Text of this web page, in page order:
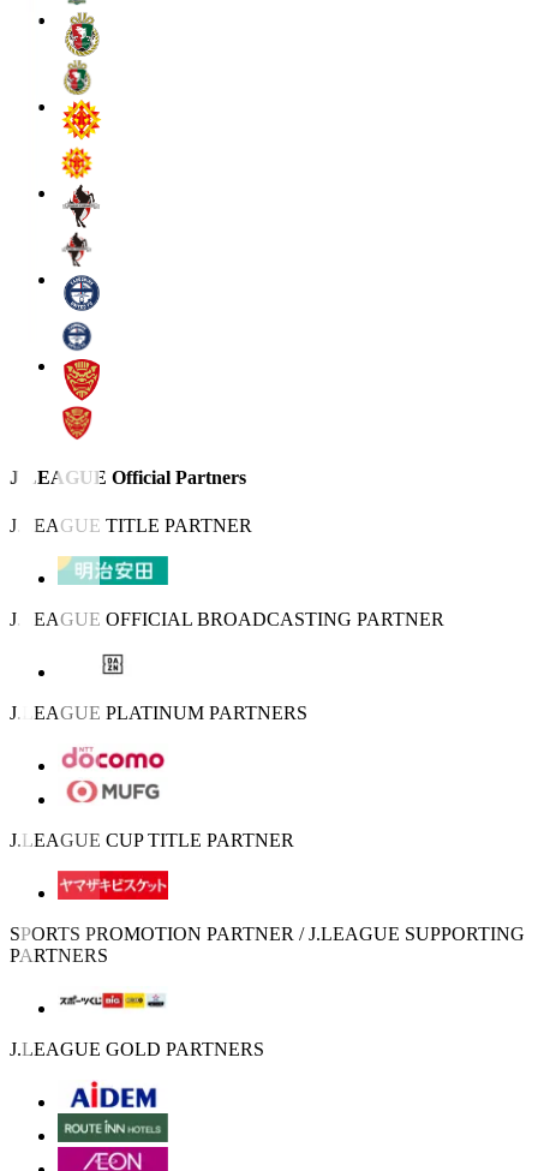
J.LEAGUE Official Partners
J.LEAGUE TITLE PARTNER
J.LEAGUE OFFICIAL BROADCASTING PARTNER
J.LEAGUE PLATINUM PARTNERS
J.LEAGUE CUP TITLE PARTNER
SPORTS PROMOTION PARTNER / J.LEAGUE SUPPORTING
PARTNERS
J.LEAGUE GOLD PARTNERS